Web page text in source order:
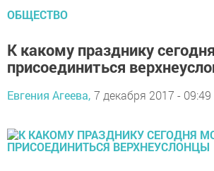
ОБЩЕСТВО
К какому празднику
присоединиться
Евгения Агеева, 7 декабря 2017 - 09:49